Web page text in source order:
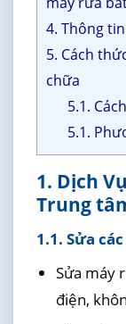
4. Thông
5. Cách
chữa
5.1.
5.1.
1. Dịch
Trung
1.1. Sửa
Sửa máy
điện,